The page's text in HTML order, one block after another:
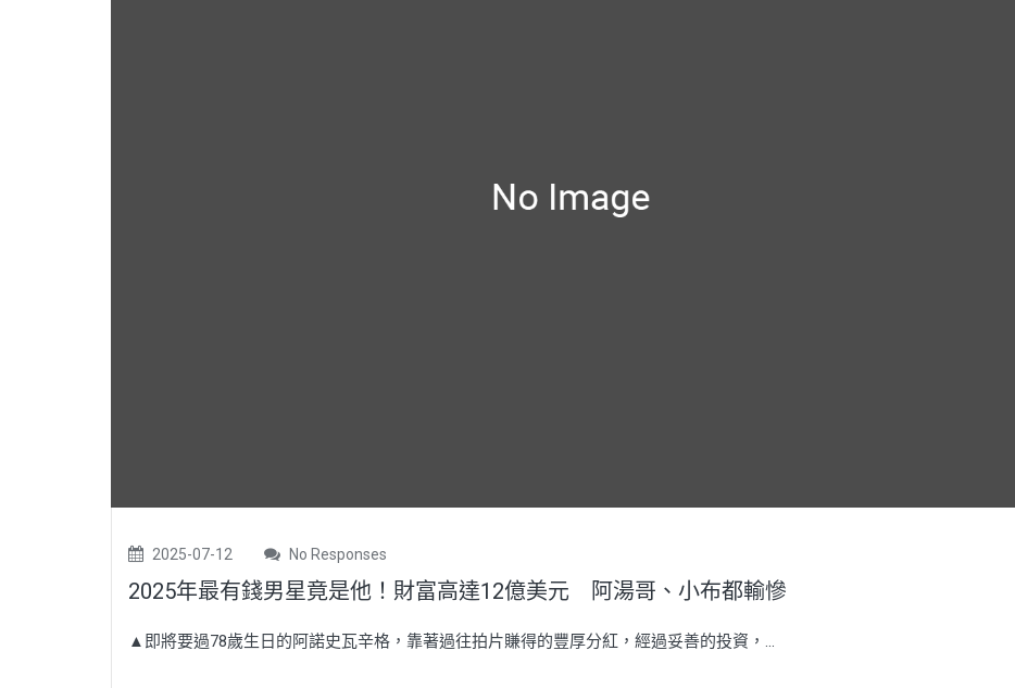
2025-07-12 No Responses
2025年最有錢男星竟是他！財富高達12億美元 阿湯哥、小布都輸慘
▲即將要過78歲生日的阿諾史瓦辛格，靠著過往拍片賺得的豐厚分紅，經過妥善的投資，...